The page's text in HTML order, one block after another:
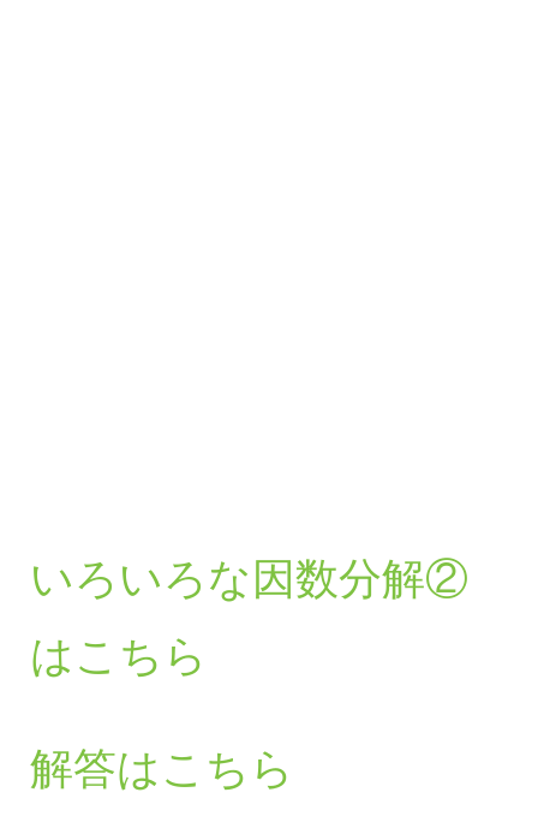
いろいろな因数分解②
はこちら
解答はこちら